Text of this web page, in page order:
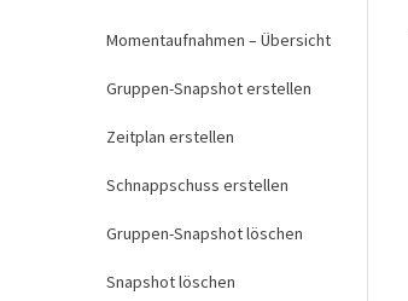
Momentaufnahmen – Übersicht
Gruppen-Snapshot erstellen
Zeitplan erstellen
Schnappschuss erstellen
Gruppen-Snapshot löschen
Snapshot löschen